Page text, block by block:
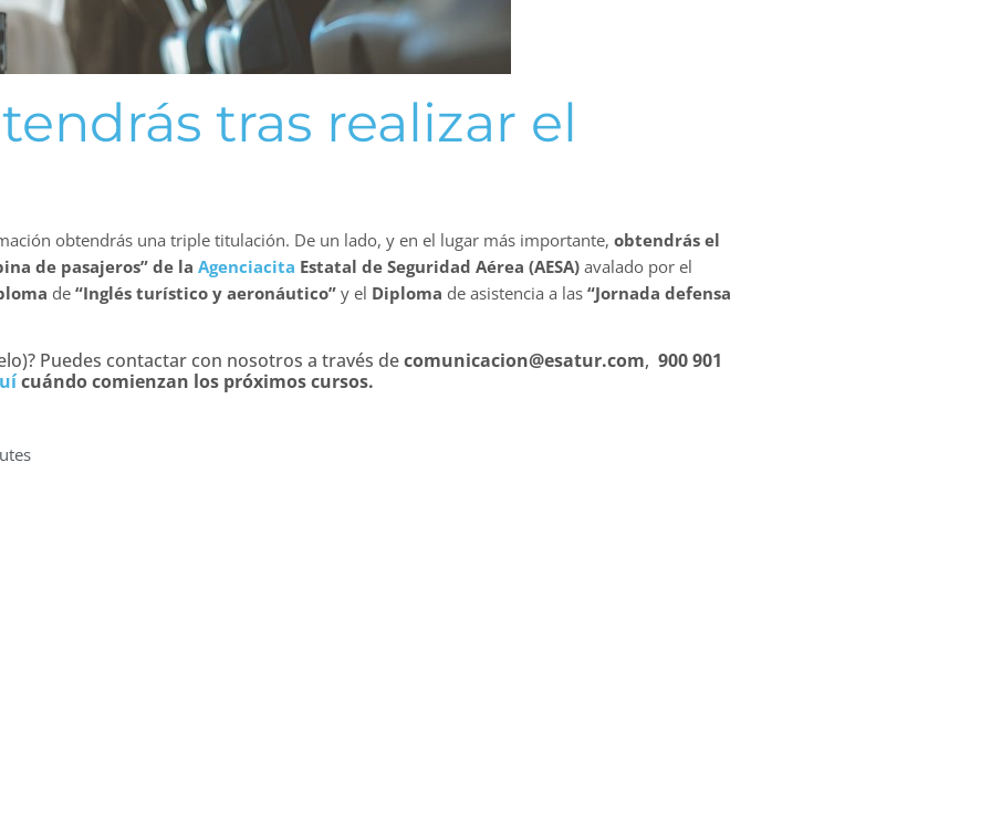
tras realizar el
obtendrás una triple titulación. De un lado, y en el lugar más importante, obtendrás el
de pasajeros” de la Agenciacita Estatal de Seguridad Aérea (AESA) avalado por el
de “Inglés turístico y aeronáutico” y el Diploma de asistencia a las “Jornada defensa
Puedes contactar con nosotros a través decomunicacion@esatur.com, 900 901
cuándo comienzan los próximos cursos.